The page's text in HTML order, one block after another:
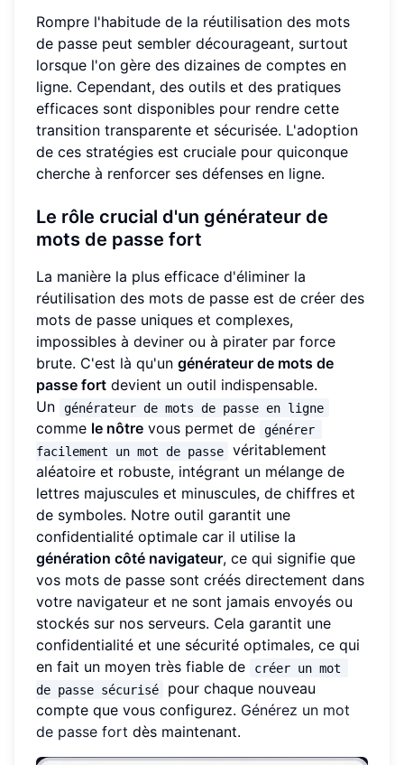
Rompre l'habitude de la réutilisation des mots
de passe peut sembler décourageant, surtout
lorsque l'on gère des dizaines de comptes en
ligne. Cependant, des outils et des pratiques
efficaces sont disponibles pour rendre cette
transition transparente et sécurisée. L'adoption
de ces stratégies est cruciale pour quiconque
cherche à renforcer ses défenses en ligne.
Le rôle crucial d'un générateur de
mots de passe fort
La manière la plus efficace d'éliminer la
réutilisation des mots de passe est de créer des
mots de passe uniques et complexes,
impossibles à deviner ou à pirater par force
brute. C'est là qu'un générateur de mots de
passe fort devient un outil indispensable.
Un
générateur de mots de passe en ligne
comme le nôtre vous permet de
générer
facilement un mot de passe
véritablement
aléatoire et robuste, intégrant un mélange de
lettres majuscules et minuscules, de chiffres et
de symboles. Notre outil garantit une
confidentialité optimale car il utilise la
génération côté navigateur, ce qui signifie que
vos mots de passe sont créés directement dans
votre navigateur et ne sont jamais envoyés ou
stockés sur nos serveurs. Cela garantit une
confidentialité et une sécurité optimales, ce qui
en fait un moyen très fiable de
créer un mot
de passe sécurisé
pour chaque nouveau
compte que vous configurez. Générez un mot
de passe fort dès maintenant.